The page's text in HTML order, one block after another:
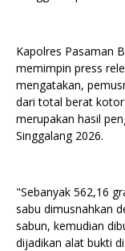
Kapolres Pasaman
memimpin press
mengatakan,
dari total berat
merupakan hasil
Singgalang 2026.
"Sebanyak 562,16
sabu dimusnahkan
sabun, kemudian
dijadikan alat bukti